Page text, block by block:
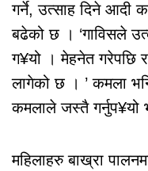
गर्ने, उत्साह दिने आदी
बढेको छ । ‘गाविसले
ग¥यो । मेहनेत गरेपछि
लागेको छ । ’ कमला
कमलाले जस्तै
महिलाहरु बाख्रा